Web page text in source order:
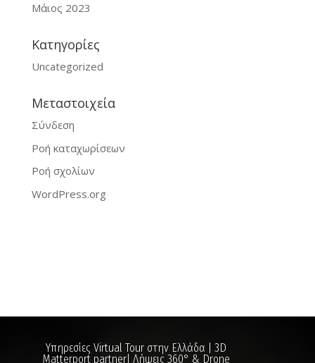
Μάιος 2023
Kατηγορίες
Uncategorized
Μεταστοιχεία
Σύνδεση
Ροή καταχωρίσεων
Ροή σχολίων
WordPress.org
Υπηρεσίες Virtual Tour στην Ελλάδα | 3D
Matterport partner| Λήψεις 360° & Drone